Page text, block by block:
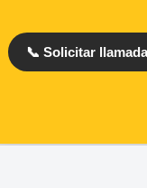
📞 Solicitar llamada